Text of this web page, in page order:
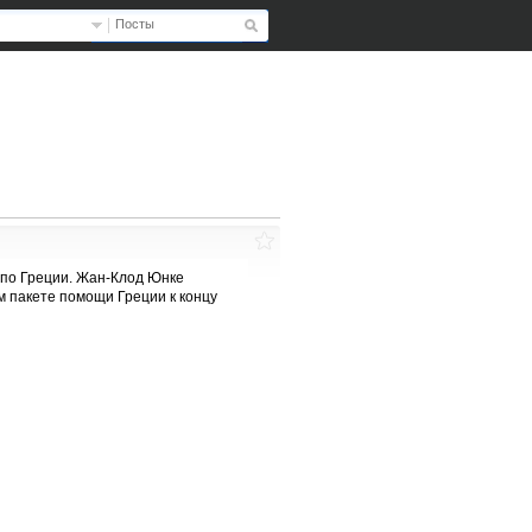
Посты
по Греции. Жан-Клод Юнке
помощи Греции к концу